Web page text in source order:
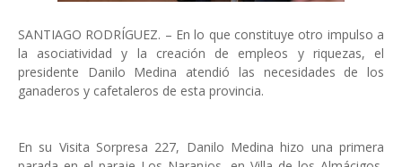
SANTIAGO RODRÍGUEZ. – En lo que constituye otro impulso a
la asociatividad y la creación de empleos y riquezas, el
presidente Danilo Medina atendió las necesidades de los
ganaderos y cafetaleros de esta provincia.
En su Visita Sorpresa 227, Danilo Medina hizo una primera